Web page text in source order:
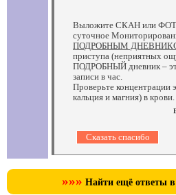
Выложите СКАН или
суточное
ПОДРОБНЫМ
приступа (неприятных
ПОДРОБНЫЙ дневник –
записи в час.
Проверьте концентрации
кальция и магния) в крови.
»»» Найти ещё ответы в